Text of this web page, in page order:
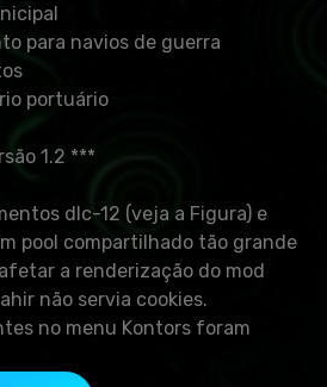
para navios de guerra
portuário
1.2 ***
dlc-12 (veja a Figura) e
pool compartilhado tão grande
a renderização do mod
não servia cookies.
no menu Kontors foram